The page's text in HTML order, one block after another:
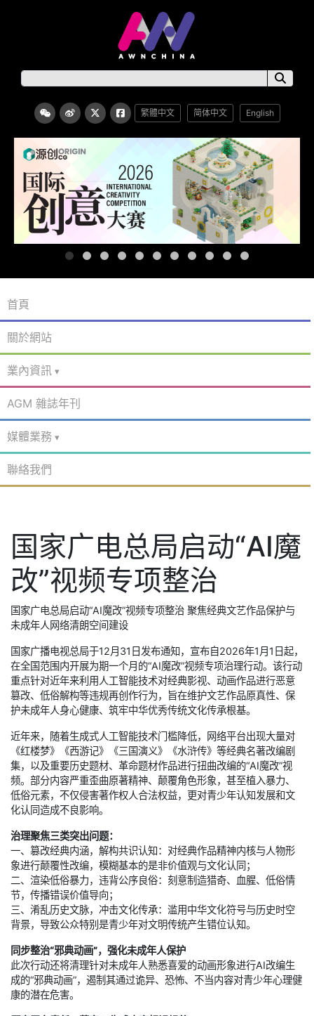
繁體中文 简体中文 English
首頁
關於網站
業內資訊
AGM 雜誌年刊
媒體業務
聯絡我們
国家广电总局启动“AI魔
改”视频专项整治
国家广电总局启动“AI魔改”视频专项整治 聚焦经典文艺作品保护与
未成年人网络清朗空间建设
国家广播电视总局于12月31日发布通知，宣布自2026年1月1日起，
在全国范围内开展为期一个月的“AI魔改”视频专项治理行动。该行动
重点针对近年来利用人工智能技术对经典影视、动画作品进行恶意
篡改、低俗解构等违规再创作行为，旨在维护文艺作品原真性、保
护未成年人身心健康、筑牢中华优秀传统文化传承根基。
近年来，随着生成式人工智能技术门槛降低，网络平台出现大量对
《红楼梦》《西游记》《三国演义》《水浒传》等经典名著改编剧
集，以及重要历史题材、革命题材作品进行扭曲改编的“AI魔改”视
频。部分内容严重歪曲原著精神、颠覆角色形象，甚至植入暴力、
低俗元素，不仅侵害著作权人合法权益，更对青少年认知发展和文
化认同造成不良影响。
治理聚焦三类突出问题：
一、篡改经典内涵，解构共识认知：对经典作品精神内核与人物形
象进行颠覆性改编，模糊基本的是非价值观与文化认同；
二、渲染低俗暴力，违背公序良俗：刻意制造猎奇、血腥、低俗情
节，传播错误价值导向；
三、淆乱历史文脉，冲击文化传承：滥用中华文化符号与历史时空
背景，导致公众特别是青少年对文明传统产生错位认知。
同步整治“邪典动画”，强化未成年人保护
此次行动还将清理针对未成年人熟悉喜爱的动画形象进行AI改编生
成的“邪典动画”，遏制其通过诡异、恐怖、不当内容对青少年心理健
康的潜在危害。